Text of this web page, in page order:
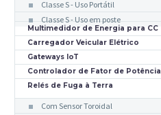
Classe S - Uso Portátil
Classe S - Uso em poste
Multimedidor de Energia para CC
Carregador Veicular Elétrico
Gateways IoT
Controlador de Fator de Potência
Relés de Fuga à Terra
Com Sensor Toroidal